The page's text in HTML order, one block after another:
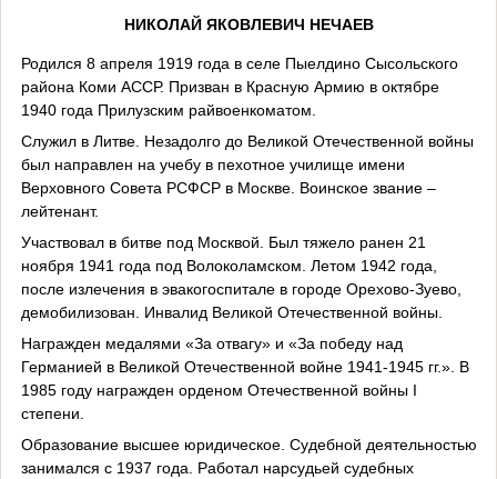
НИКОЛАЙ ЯКОВЛЕВИЧ НЕЧАЕВ
Родился 8 апреля 1919 года в селе Пыелдино Сысольского
района Коми АССР. Призван в Красную Армию в октябре
1940 года Прилузским райвоенкоматом.
Служил в Литве. Незадолго до Великой Отечественной войны
был направлен на учебу в пехотное училище имени
Верховного Совета РСФСР в Москве. Воинское звание –
лейтенант.
Участвовал в битве под Москвой. Был тяжело ранен 21
ноября 1941 года под Волоколамском. Летом 1942 года,
после излечения в эвакогоспитале в городе Орехово-Зуево,
демобилизован. Инвалид Великой Отечественной войны.
Награжден медалями «За отвагу» и «За победу над
Германией в Великой Отечественной войне 1941-1945 гг.». В
1985 году награжден орденом Отечественной войны I
степени.
Образование высшее юридическое. Судебной деятельностью
занимался с 1937 года. Работал нарсудьей судебных